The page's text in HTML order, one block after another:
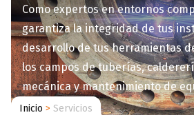
Como expertos en entornos
garantiza la integridad de tus
desarrollo de tus herramientas
los campos de tuberías,
mecánica y mantenimiento de
Inicio > Servicios